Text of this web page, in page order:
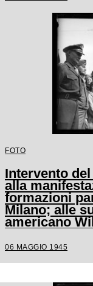
FOTO
Intervento
alla
formazioni
Milano; alle
americano
06 MAGGIO 1945